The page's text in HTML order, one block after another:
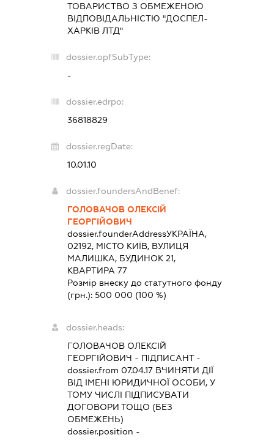
ТОВАРИСТВО З ОБМЕЖЕНОЮ
ВІДПОВІДАЛЬНІСТЮ "ДОСПЕЛ-
ХАРКІВ ЛТД"
dossier.opfSubType:
-
dossier.edrpo:
36818829
dossier.regDate:
10.01.10
dossier.foundersAndBenef:
ГОЛОВАЧОВ ОЛЕКСІЙ
ГЕОРГІЙОВИЧ
dossier.founderAddressУКРАЇНА,
02192, МІСТО КИЇВ, ВУЛИЦЯ
МАЛИШКА, БУДИНОК 21,
КВАРТИРА 77
Розмір внеску до статутного фонду
(грн.):500 000 (100 %)
dossier.heads:
ГОЛОВАЧОВ ОЛЕКСІЙ
ГЕОРГІЙОВИЧ - ПІДПИСАНТ-
dossier.from 07.04.17 ВЧИНЯТИ ДІЇ
ВІД ІМЕНІ ЮРИДИЧНОЇ ОСОБИ, У
ТОМУ ЧИСЛІ ПІДПИСУВАТИ
ДОГОВОРИ ТОЩО (БЕЗ
ОБМЕЖЕНЬ)
dossier.position -